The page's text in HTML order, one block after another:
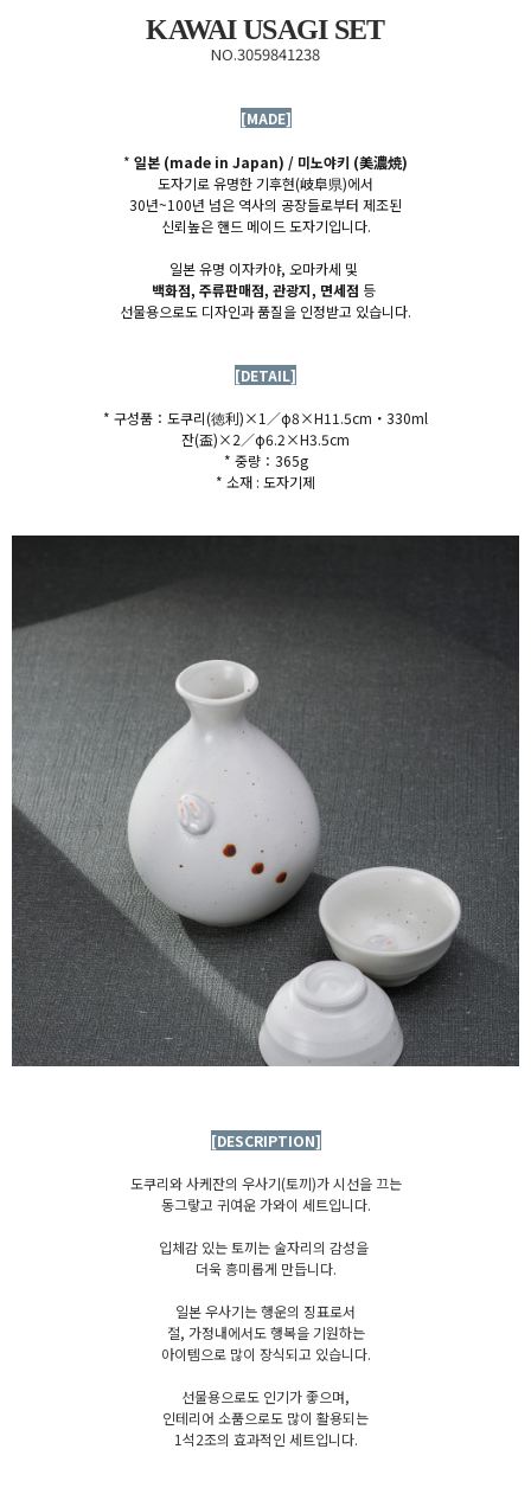
KAWAI USAGI SET
NO.3059841238
[MADE]
* 일본 (made in Japan) / 미노야키 (美濃焼)
도자기로 유명한 기후현(岐阜県)에서
30년~100년 넘은 역사의 공장들로부터 제조된
신뢰높은 핸드 메이드 도자기입니다.
일본 유명 이자카야, 오마카세 및
백화점, 주류판매점, 관광지, 면세점 등
선물용으로도 디자인과 품질을 인정받고 있습니다.
[DETAIL]
* 구성품：도쿠리(徳利)×1／φ8×H11.5cm・330ml
잔(盃)×2／φ6.2×H3.5cm
* 중량：365g
* 소재 : 도자기제
[DESCRIPTION]
도쿠리와 사케잔의 우사기(토끼)가 시선을 끄는
동그랗고 귀여운 가와이 세트입니다.
입체감 있는 토끼는 술자리의 감성을
더욱 흥미롭게 만듭니다.
일본 우사기는 행운의 징표로서
절, 가정내에서도 행복을 기원하는
아이템으로 많이 장식되고 있습니다.
선물용으로도 인기가 좋으며,
인테리어 소품으로도 많이 활용되는
1석2조의 효과적인 세트입니다.